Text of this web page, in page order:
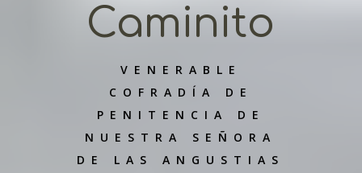
Caminito
VENERABLE
COFRADÍA DE
PENITENCIA DE
NUESTRA SEÑORA
DE LAS ANGUSTIAS